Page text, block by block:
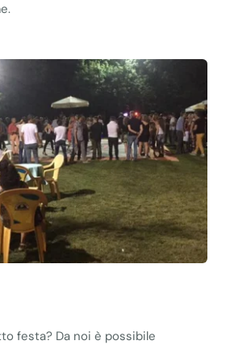
festa? Da noi è possibile